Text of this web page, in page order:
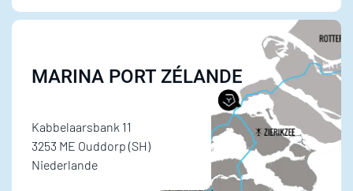
MARINA PORT ZÉLANDE
Kabbelaarsbank 11
3253 ME Ouddorp (SH)
Niederlande